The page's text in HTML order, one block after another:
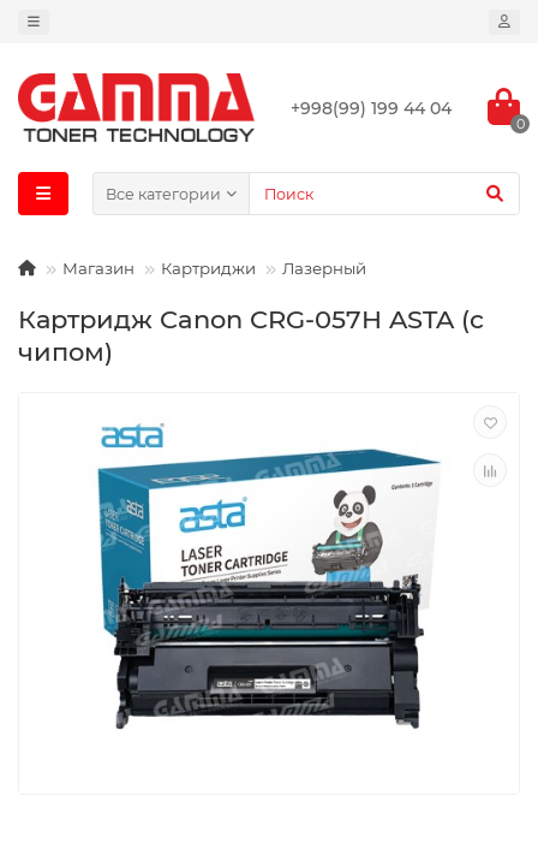
+998(99) 199 44 04
0
Все категории
Магазин Картриджи Лазерный
Картридж Canon CRG-057H ASTA (с
чипом)